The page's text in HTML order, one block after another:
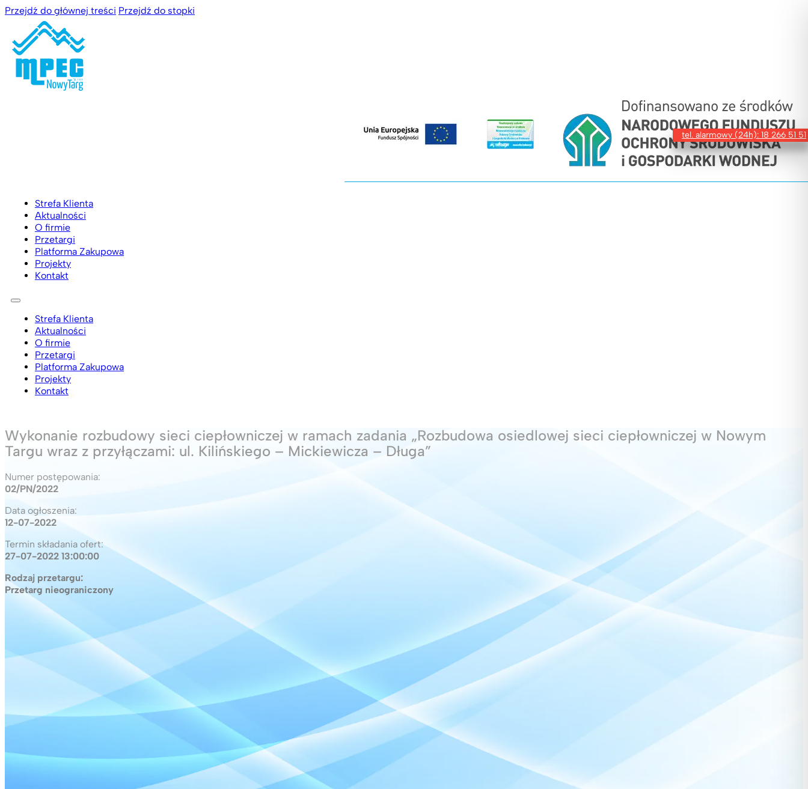
Przejdź do głównej treści Przejdź do stopki
tel. alarmowy (24h): 18 266 51 51
Strefa Klienta
Aktualności
O firmie
Przetargi
Platforma Zakupowa
Projekty
Kontakt
Strefa Klienta
Aktualności
O firmie
Przetargi
Platforma Zakupowa
Projekty
Kontakt
Wykonanie rozbudowy sieci ciepłowniczej w ramach zadania „Rozbudowa osiedlowej sieci ciepłowniczej w Nowym
Targu wraz z przyłączami: ul. Kilińskiego – Mickiewicza – Długa”
Numer postępowania:
02/PN/2022
Data ogłoszenia:
12-07-2022
Termin składania ofert:
27-07-2022 13:00:00
Rodzaj przetargu:
Przetarg nieograniczony